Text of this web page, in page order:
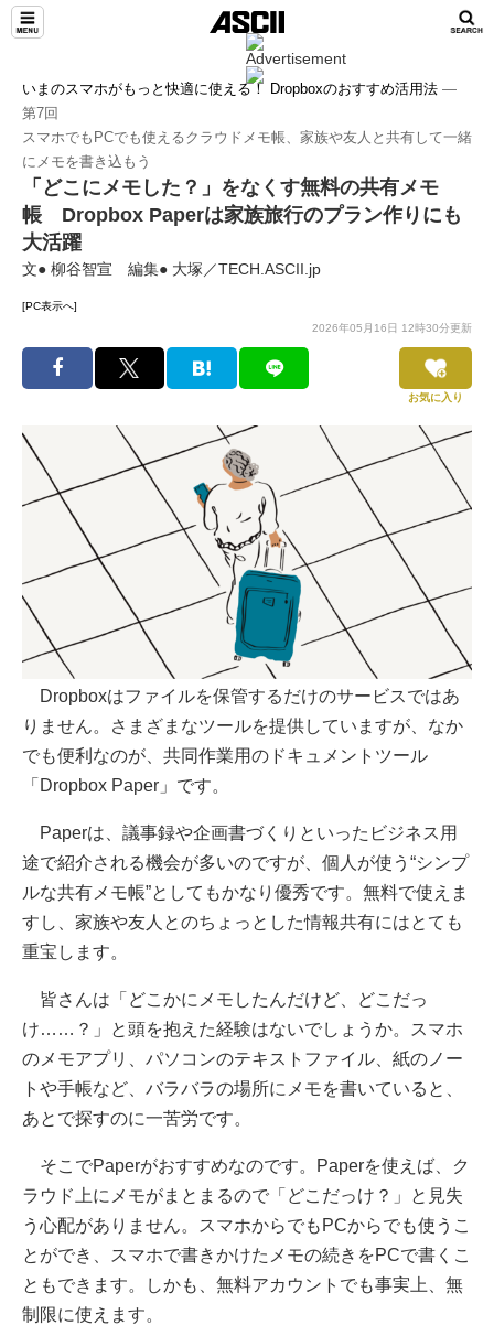
いまのスマホがもっと快適に使える！ Dropboxのおすすめ活用法 ―
第7回
スマホでもPCでも使えるクラウドメモ帳、家族や友人と共有して一緒
にメモを書き込もう
「どこにメモした？」をなくす無料の共有メモ
帳 Dropbox Paperは家族旅行のプラン作りにも
大活躍
文● 柳谷智宣 編集● 大塚／TECH.ASCII.jp
[PC表示へ]
2026年05月16日 12時30分更新
お気に入り
Dropboxはファイルを保管するだけのサービスではあ
りません。さまざまなツールを提供していますが、なか
でも便利なのが、共同作業用のドキュメントツール
「Dropbox Paper」です。
Paperは、議事録や企画書づくりといったビジネス用
途で紹介される機会が多いのですが、個人が使う“シンプ
ルな共有メモ帳”としてもかなり優秀です。無料で使えま
すし、家族や友人とのちょっとした情報共有にはとても
重宝します。
皆さんは「どこかにメモしたんだけど、どこだっ
け……？」と頭を抱えた経験はないでしょうか。スマホ
のメモアプリ、パソコンのテキストファイル、紙のノー
トや手帳など、バラバラの場所にメモを書いていると、
あとで探すのに一苦労です。
そこでPaperがおすすめなのです。Paperを使えば、ク
ラウド上にメモがまとまるので「どこだっけ？」と見失
う心配がありません。スマホからでもPCからでも使うこ
とができ、スマホで書きかけたメモの続きをPCで書くこ
ともできます。しかも、無料アカウントでも事実上、無
制限に使えます。